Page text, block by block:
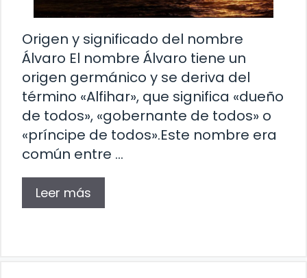
Origen y significado del nombre
Álvaro El nombre Álvaro tiene un
origen germánico y se deriva del
término «Alfihar», que significa «dueño
de todos», «gobernante de todos» o
«príncipe de todos».Este nombre era
común entre …
Leer más